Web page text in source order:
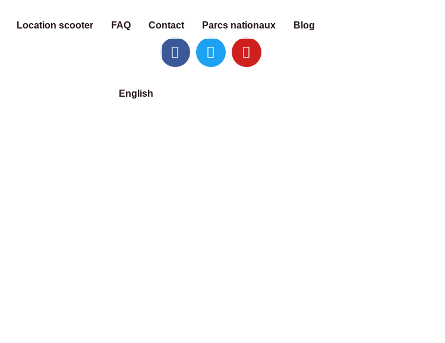
Location scooter FAQ Contact Parcs nationaux Blog
English